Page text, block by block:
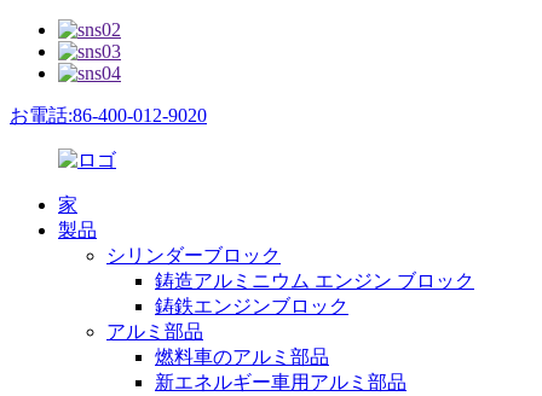
お電話:86-400-012-9020
家
製品
シリンダーブロック
鋳造アルミニウム エンジン ブロック
鋳鉄エンジンブロック
アルミ部品
燃料車のアルミ部品
新エネルギー車用アルミ部品